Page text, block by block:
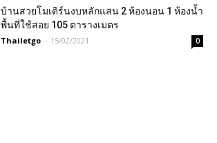
บ้านสวยโมเดิร์นงบหลักแสน 2 ห้องนอน 1 ห้องน้ำ
พื้นที่ใช้สอย 105 ตารางเมตร
Thailetgo - 15/02/2021 0